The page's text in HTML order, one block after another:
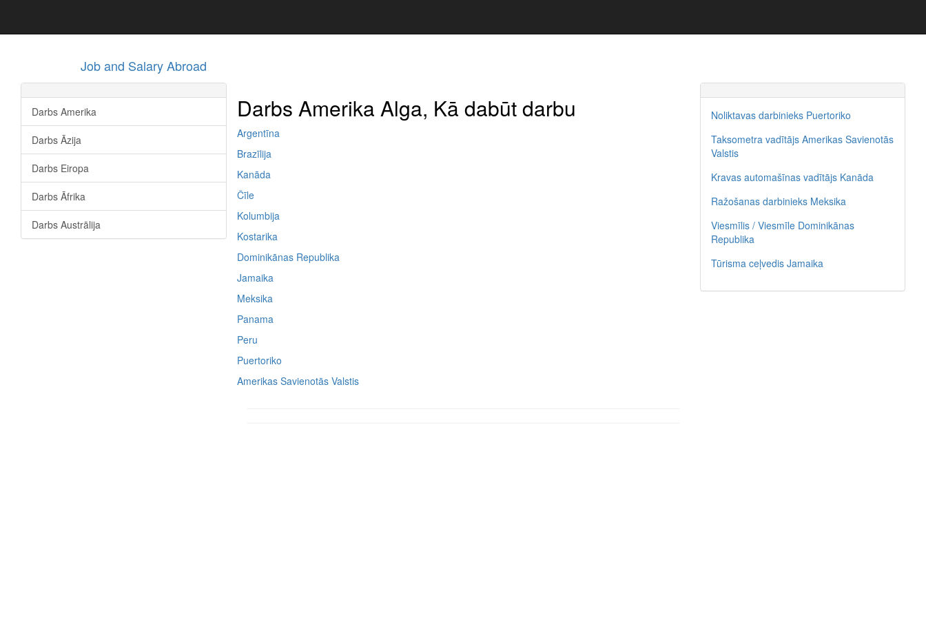
Job and Salary Abroad
Darbs Amerika
Darbs Āzija
Darbs Eiropa
Darbs Āfrika
Darbs Austrālija
Darbs Amerika Alga, Kā dabūt darbu
Argentīna
Brazīlija
Kanāda
Čīle
Kolumbija
Kostarika
Dominikānas Republika
Jamaika
Meksika
Panama
Peru
Puertoriko
Amerikas Savienotās Valstis
Noliktavas darbinieks Puertoriko
Taksometra vadītājs Amerikas Savienotās
Valstis
Kravas automašīnas vadītājs Kanāda
Ražošanas darbinieks Meksika
Viesmīlis / Viesmīle Dominikānas
Republika
Tūrisma ceļvedis Jamaika